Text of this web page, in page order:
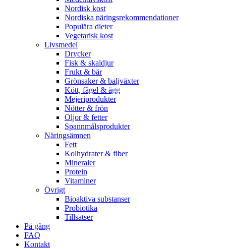
Nordisk kost
Nordiska näringsrekommendationer
Populära dieter
Vegetarisk kost
Livsmedel
Drycker
Fisk & skaldjur
Frukt & bär
Grönsaker & baljväxter
Kött, fågel & ägg
Mejeriprodukter
Nötter & frön
Oljor & fetter
Spannmålsprodukter
Näringsämnen
Fett
Kolhydrater & fiber
Mineraler
Protein
Vitaminer
Övrigt
Bioaktiva substanser
Probiotika
Tillsatser
På gång
FAQ
Kontakt